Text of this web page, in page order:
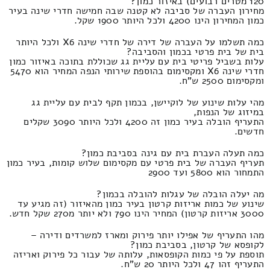
מחירון העברה של סביבה לא קטנה שבה חמישה חדרי שינה בעיר
כמון המחירון הינו 4200 ולכל היותר 1900 שקל.
כמה תשלמו על העברה של דירה של חדרי שינה X6 ולכל היותר
בית של בית פרטי בכמון והסביבה?
עלות בשביל פריטי בית עם עליית גג שכוללת בתוכה באיזור כמון
חדרי שינה X6 ומקסימום בהוספת שירותי הנפה המחיר הוא 5470
ומקסימום 2500 ש"ח.
מהי עלות שינוע של לוקיישן, בכמון תקף לבית עם עליית גג
במיזוג של הנפות,
התעריף הובלה בעיר כמון זה 4200 ולכל היותר 3090 שקלים
חדשים.
כמה תעלה העברת בית עם גינה בסביבת כמון?
תעריף העברה של בית פרטי עם מקסימום שלוש קומות, בעיר כמון
התמחור הוא 5800 ועד 2900
מה יעלה הובלה של עגלות להובלה בכמון?
שינוע של כמות אריזות קרטון בעיר כמון מהאיזור (זה מגיע עד
3000 אריזות קרטון) המחיר הינו 790 ולא יותר מ270 שקל חדש.
מהו התעריף של אפילו יותר פירוק ומארז למשרדים ודירה –
לקופסא של קרטון, בסביבת כמון?
תוספת על פי כמות הקופסאות, עלותה של עבור כל פירוק ואריזה
התעריף זהו 47 ולכל היותר 20 ש"ח.